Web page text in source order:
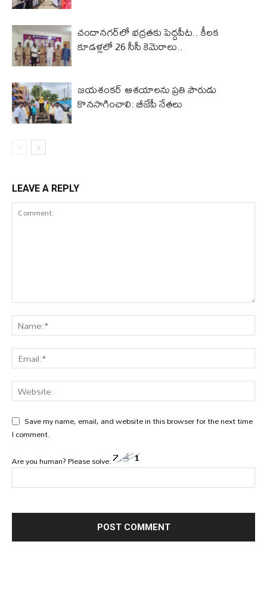
చందానగర్‌లో భద్రతకు పెద్దపీట.. కీలక
కూడళ్లలో 26 సీసీ కెమెరాలు..
జయశంకర్ ఆశయాలను ప్రతి పౌరుడు
కొనసాగించాలి: బీజేపీ నేతలు
LEAVE A REPLY
Save my name, email, and website in this browser for the next time
I comment.
Are you human? Please solve: